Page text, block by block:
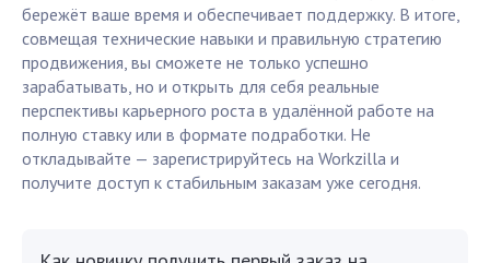
бережёт ваше время и обеспечивает поддержку. В итоге,
совмещая технические навыки и правильную стратегию
продвижения, вы сможете не только успешно
зарабатывать, но и открыть для себя реальные
перспективы карьерного роста в удалённой работе на
полную ставку или в формате подработки. Не
откладывайте — зарегистрируйтесь на Workzilla и
получите доступ к стабильным заказам уже сегодня.